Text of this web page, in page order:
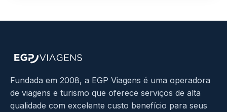
Fundada em 2008, a EGP Viagens é uma operadora
de viagens e turismo que oferece serviços de alta
qualidade com excelente custo benefício para seus